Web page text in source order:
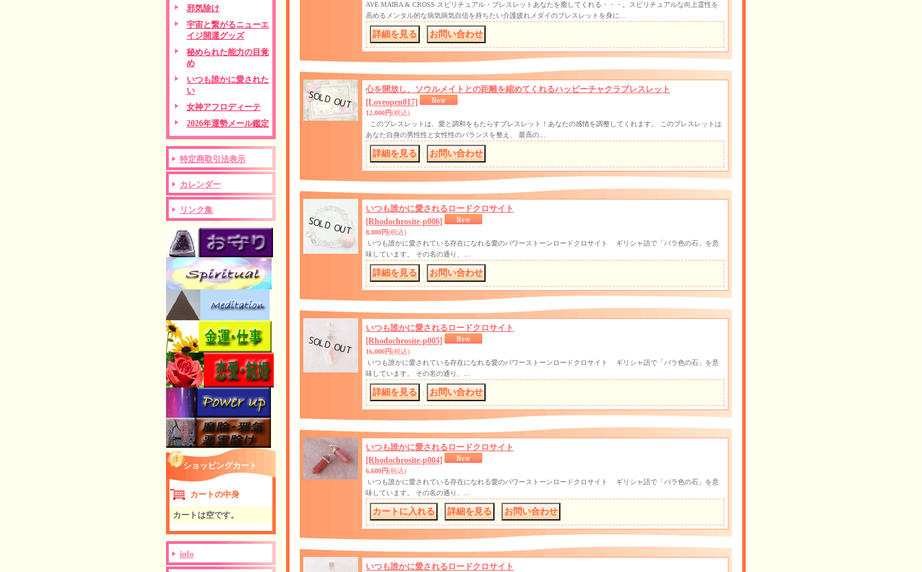
邪気除け
宇宙と繋がるニューエ
イジ開運グッズ
秘められた能力の目覚
め
いつも誰かに愛された
い
女神アフロディーテ
2026年運勢メール鑑定
特定商取引法表示
カレンダー
リンク集
ショッピングカート
カートの中身
カートは空です。
info
AVE MAIRA & CROSS スピリチュアル・ブレスレットあなたを癒してくれる・・・。スピリチュアルな向上霊性を
高めるメンタル的な病気病気自信を持ちたい介護疲れメダイのブレスレットを身に…
心を開放し、ソウルメイトとの距離を縮めてくれるハッピーチャクラブレスレット
[Loveopen017]
12,000円(税込)
このブレスレットは、愛と調和をもたらすブレスレット！あなたの感情を調整してくれます。 このブレスレットは
あなた自身の男性性と女性性のバランスを整え、 最高の…
いつも誰かに愛されるロードクロサイト
[Rhodochrosite-p006]
8,800円(税込)
いつも誰かに愛されている存在になれる愛のパワーストーンロードクロサイト ギリシャ語で「バラ色の石」を意
味しています。 その名の通り、…
いつも誰かに愛されるロードクロサイト
[Rhodochrosite-p005]
16,000円(税込)
いつも誰かに愛されている存在になれる愛のパワーストーンロードクロサイト ギリシャ語で「バラ色の石」を意
味しています。 その名の通り、…
いつも誰かに愛されるロードクロサイト
[Rhodochrosite-p004]
6,600円(税込)
いつも誰かに愛されている存在になれる愛のパワーストーンロードクロサイト ギリシャ語で「バラ色の石」を意
味しています。 その名の通り、…
いつも誰かに愛されるロードクロサイト